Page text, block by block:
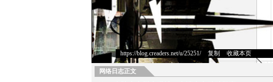
https://blog.creaders.net/u/25251/> 复制 收藏本页
网络日志正文